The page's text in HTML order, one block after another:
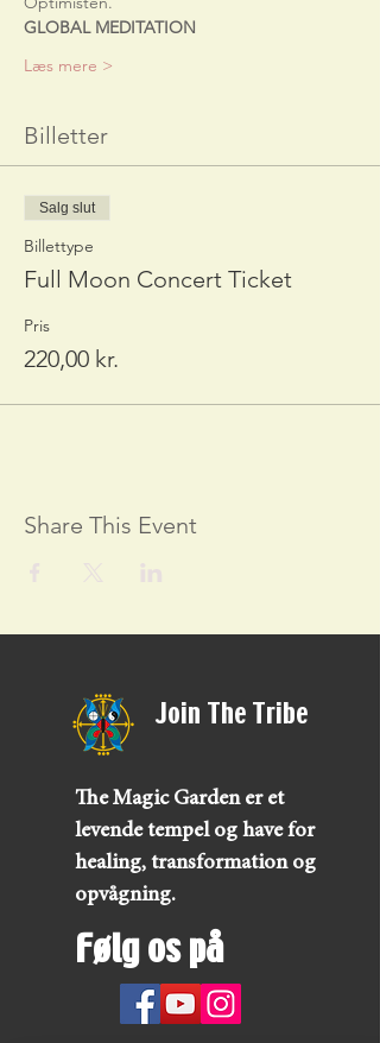
GLOBAL MEDITATION
Læs mere >
Billetter
Salg slut
Billettype
Full Moon Concert Ticket
Pris
220,00 kr.
Share This Event
Join The Tribe
The Magic Garden er et
levende tempel og have for
healing, transformation og
opvågning.
Følg os på